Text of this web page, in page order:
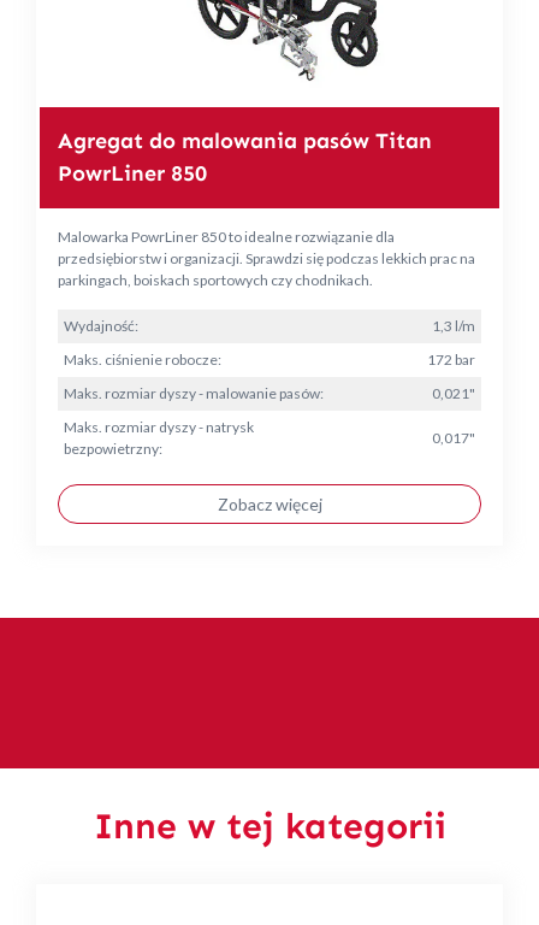
Agregat do malowania pasów Titan
PowrLiner 850
Malowarka PowrLiner 850 to idealne rozwiązanie dla
przedsiębiorstw i organizacji. Sprawdzi się podczas lekkich prac na
parkingach, boiskach sportowych czy chodnikach.
Wydajność:
1,3 l/m
Maks. ciśnienie robocze:
172 bar
Maks. rozmiar dyszy - malowanie pasów:
0,021"
Maks. rozmiar dyszy - natrysk
bezpowietrzny:
0,017"
Zobacz więcej
Inne w tej kategorii